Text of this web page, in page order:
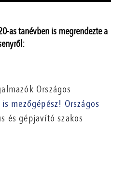
as tanévben is megrendezte a
Országos
is mezőgépész! Országos
és gépjavító szakos